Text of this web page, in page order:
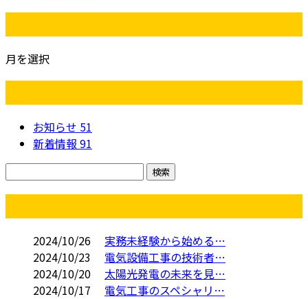
月を選択
お知らせ 51
新着情報 91
2024/10/26
実務未経験から始める…
2024/10/23
電気設備工事の技術者…
2024/10/20
太陽光発電の未来を見…
2024/10/17
電気工事のスペシャリ…